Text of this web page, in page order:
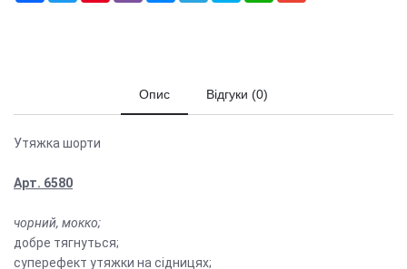
Опис Відгуки (0)
Утяжка шорти
Арт. 6580
чорний, мокко;
добре тягнуться;
суперефект утяжки на сідницях;